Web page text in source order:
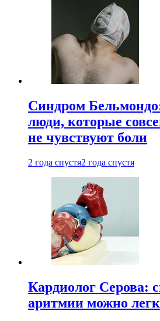
Синдром
люди, которые
не чувствуют боли
2 года спустя2 года спустя
Кардиолог Серова:
аритмии можно